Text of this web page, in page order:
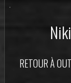
.
RETOUR À